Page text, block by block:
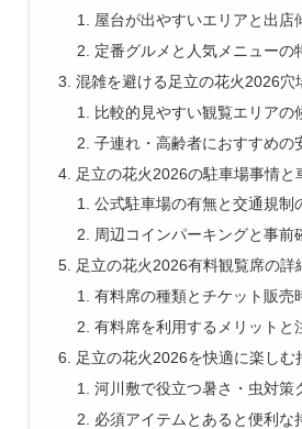
屋台が出やすいエリアと出店
定番グルメと人気メニューの
混雑を避ける足立の花火2026穴
比較的見やすい観覧エリアの
子連れ・高齢者におすすめの
足立の花火2026の駐車場事情と
公式駐車場の有無と交通規制
周辺コインパーキングと事前
足立の花火2026有料観覧席の詳
有料席の種類とチケット販売
有料席を利用するメリットと
足立の花火2026を快適に楽しむ
河川敷で役立つ暑さ・虫対策
必須アイテムとあると便利な